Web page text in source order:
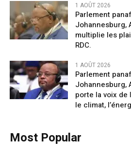
1 AOÛT 2026
Parlement
Johannesburg,
multiplie les
RDC.
1 AOÛT 2026
Parlement
Johannesburg,
porte la voix de
le climat,
Most Popular